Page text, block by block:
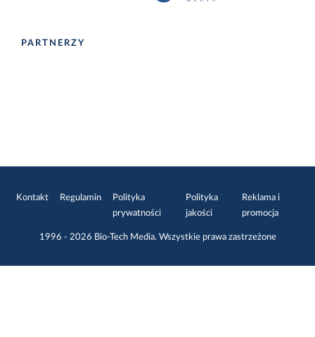
PARTNERZY
Kontakt Regulamin
Polityka
prywatności
Polityka
jakości
Reklama i
promocja
1996 - 2026 Bio-Tech Media. Wszystkie prawa zastrzeżone